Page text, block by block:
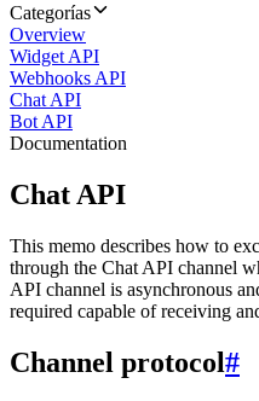
Categorías
Overview
Widget API
Webhooks API
Chat API
Bot API
Documentation
Chat API
This memo describes how to
through the Chat API channel
API channel is asynchronous
required capable of receiving
Channel protocol#